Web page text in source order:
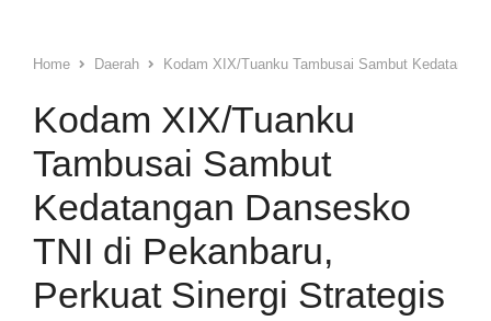
Home Daerah Kodam XIX/Tuanku Tambusai Sambut
Kodam XIX/Tuanku
Tambusai Sambut
Kedatangan Dansesko
TNI di Pekanbaru,
Perkuat Sinergi Strategis